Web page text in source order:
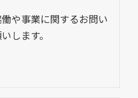
や事業に関するお問い
します。